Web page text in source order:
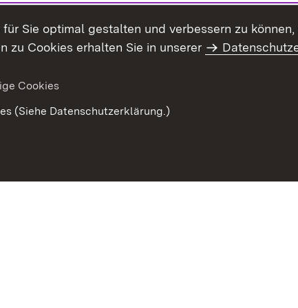
für Sie optimal gestalten und verbessern zu
zu Cookies erhalten Sie in unserer
Cookies
(Siehe Datenschutzerklärung.)